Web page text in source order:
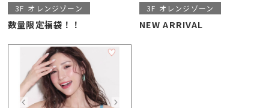
3F オレンジゾーン
数量限定福袋！！
3F オレンジゾーン
NEW ARRIVAL